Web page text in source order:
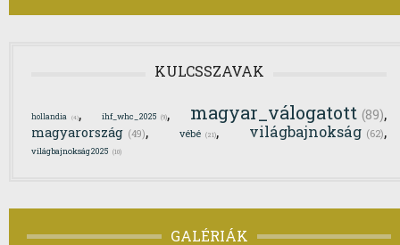
KULCSSZAVAK
hollandia (4), ihf_whc_2025 (9), magyar_válogatott (89),
magyarország (49), vébé (21), világbajnokság (62),
világbajnokság2025 (10)
GALÉRIÁK